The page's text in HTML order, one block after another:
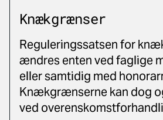
Knækgrænser
Reguleringssatsen for
ændres enten ved faglige
eller samtidig med
Knækgrænserne kan dog
ved